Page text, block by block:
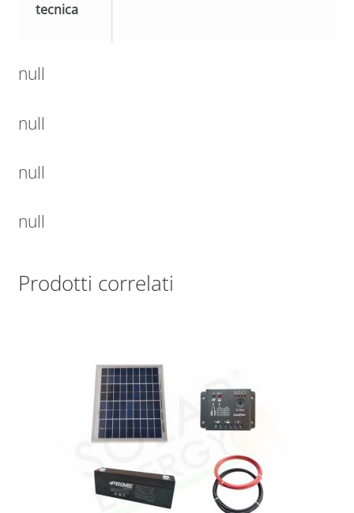
tecnica
null
null
null
null
Prodotti correlati